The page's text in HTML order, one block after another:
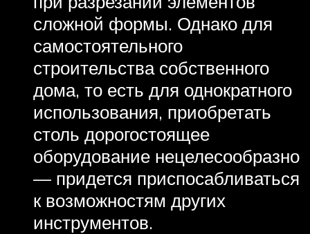
сложной формы. Однако для
самостоятельного
строительства собственного
дома, то есть для однократного
использования, приобретать
столь дорогостоящее
оборудование нецелесообразно
— придется приспосабливаться
к возможностям других
инструментов.